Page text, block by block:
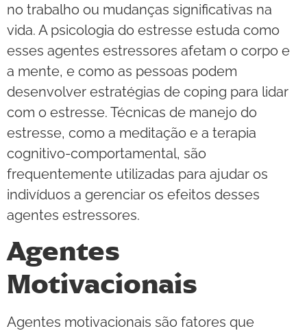
no trabalho ou mudanças significativas na
vida. A psicologia do estresse estuda como
esses agentes estressores afetam o corpo e
a mente, e como as pessoas podem
desenvolver estratégias de coping para lidar
com o estresse. Técnicas de manejo do
estresse, como a meditação e a terapia
cognitivo-comportamental, são
frequentemente utilizadas para ajudar os
indivíduos a gerenciar os efeitos desses
agentes estressores.
Agentes
Motivacionais
Agentes motivacionais são fatores que